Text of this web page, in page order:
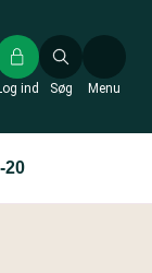
Søg
ind Menu
20